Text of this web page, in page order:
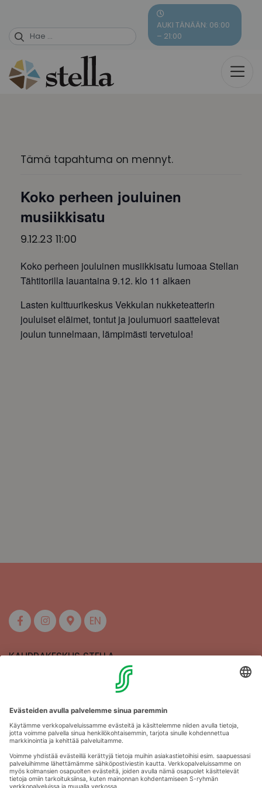
content
AUKI TÄNÄÄN: 06:00
– 21:00
Tämä tapahtuma on mennyt.
Koko perheen jouluinen
musiikkisatu
9.12.23 11:00
Koko perheen jouluinen musiikkisatu lumoaa Stellan
Tähtitorilla lauantaina 9.12. klo 11 alkaen
Lasten kulttuurikeskus Vekkulan nukketeatterin
jouluiset eläimet, tontut ja joulumuori saattelevat
joulun tunnelmaan, lämpimästi tervetuloa!
EN
KAUPPAKESKUS STELLA
Aukioloajat
Anna palautetta
Kartat
Stellan esittely